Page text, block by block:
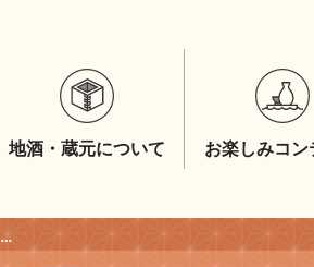
地酒・蔵元について お楽しみコン
清酒 賀茂鶴 生囲い純米酒 ７２０ｍｌ